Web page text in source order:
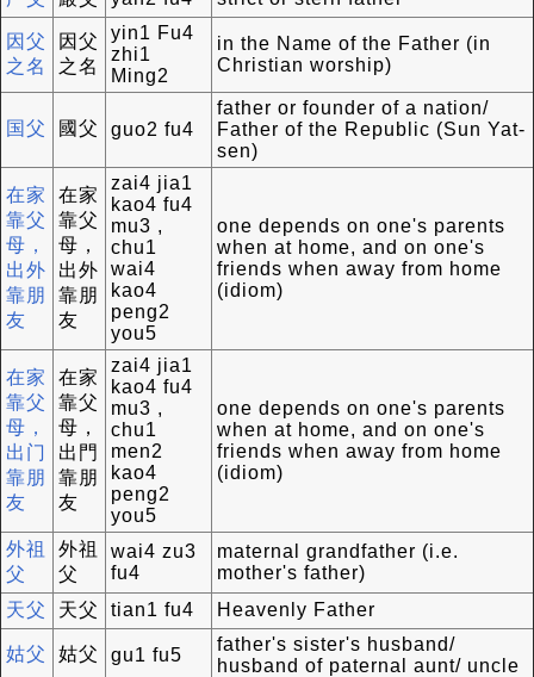
因父
之名
因父
之名
yin1 Fu4
zhi1
Ming2
in the Name of the Father (in
Christian worship)
国父 國父 guo2 fu4
father or founder of a nation/
Father of the Republic (Sun Yat-
sen)
在家
靠父
母，
出外
靠朋
友
在家
靠父
母，
出外
靠朋
友
zai4 jia1
kao4 fu4
mu3 ,
chu1
wai4
kao4
peng2
you5
one depends on one's parents
when at home, and on one's
friends when away from home
(idiom)
在家
靠父
母，
出门
靠朋
友
在家
靠父
母，
出門
靠朋
友
zai4 jia1
kao4 fu4
mu3 ,
chu1
men2
kao4
peng2
you5
one depends on one's parents
when at home, and on one's
friends when away from home
(idiom)
外祖
父
外祖
父
wai4 zu3
fu4
maternal grandfather (i.e.
mother's father)
天父
天父 tian1 fu4 Heavenly Father
姑父 姑父 gu1 fu5
father's sister's husband/
husband of paternal aunt/ uncle